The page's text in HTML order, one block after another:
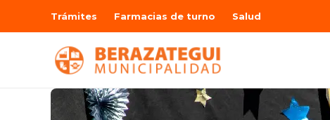
Trámites Farmacias de turno Salud